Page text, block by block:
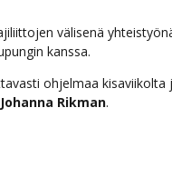
välisenä
kanssa.
ohjelmaa kisaviikolta
Johanna Rikman.